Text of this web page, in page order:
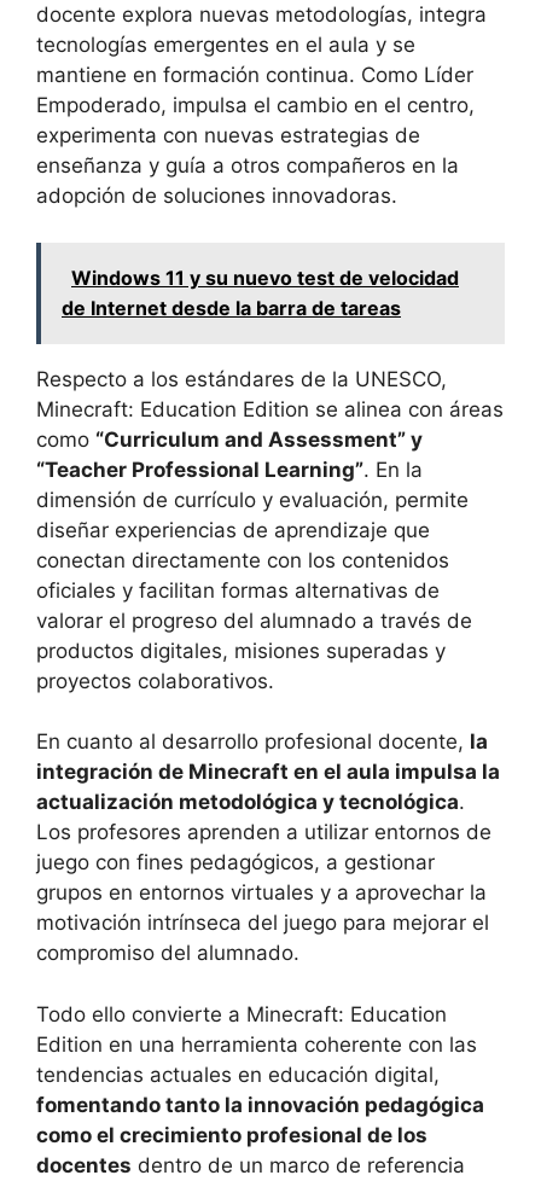
docente explora nuevas metodologías, integra
tecnologías emergentes en el aula y se
mantiene en formación continua. Como Líder
Empoderado, impulsa el cambio en el centro,
experimenta con nuevas estrategias de
enseñanza y guía a otros compañeros en la
adopción de soluciones innovadoras.
Windows 11 y su nuevo test de velocidad
de Internet desde la barra de tareas
Respecto a los estándares de la UNESCO,
Minecraft: Education Edition se alinea con áreas
como “Curriculum and Assessment” y
“Teacher Professional Learning”. En la
dimensión de currículo y evaluación, permite
diseñar experiencias de aprendizaje que
conectan directamente con los contenidos
oficiales y facilitan formas alternativas de
valorar el progreso del alumnado a través de
productos digitales, misiones superadas y
proyectos colaborativos.
En cuanto al desarrollo profesional docente, la
integración de Minecraft en el aula impulsa la
actualización metodológica y tecnológica.
Los profesores aprenden a utilizar entornos de
juego con fines pedagógicos, a gestionar
grupos en entornos virtuales y a aprovechar la
motivación intrínseca del juego para mejorar el
compromiso del alumnado.
Todo ello convierte a Minecraft: Education
Edition en una herramienta coherente con las
tendencias actuales en educación digital,
fomentando tanto la innovación pedagógica
como el crecimiento profesional de los
docentes dentro de un marco de referencia